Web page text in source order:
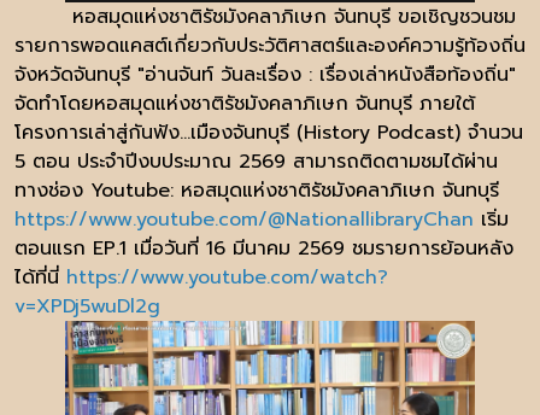
หอสมุดแห่งชาติรัชมังคลาภิเษก จันทบุรี ขอเชิญชวนชม
รายการพอดแคสต์เกี่ยวกับประวัติศาสตร์และองค์ความรู้ท้องถิ่น
จังหวัดจันทบุรี "อ่านจันท์ วันละเรื่อง : เรื่องเล่าหนังสือท้องถิ่น"
จัดทำโดยหอสมุดแห่งชาติรัชมังคลาภิเษก จันทบุรี ภายใต้
โครงการเล่าสู่กันฟัง…เมืองจันทบุรี (History Podcast) จำนวน
5 ตอน ประจำปีงบประมาณ 2569 สามารถติดตามชมได้ผ่าน
ทางช่อง Youtube: หอสมุดแห่งชาติรัชมังคลาภิเษก จันทบุรี
https://www.youtube.com/@NationallibraryChan เริ่ม
ตอนแรก EP.1 เมื่อวันที่ 16 มีนาคม 2569 ชมรายการย้อนหลัง
ได้ที่นี่ https://www.youtube.com/watch?
v=XPDj5wuDl2g